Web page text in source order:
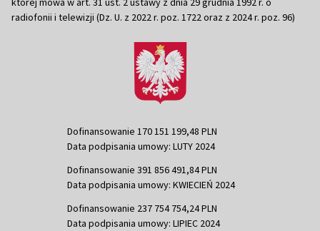
radiofonii i telewizji (Dz. U. z 2022 r. poz. 1722 oraz z 2024 r. poz. 96)
Dofinansowanie 170 151 199,48 PLN
Data podpisania umowy: LUTY 2024
Dofinansowanie 391 856 491,84 PLN
Data podpisania umowy: KWIECIEŃ 2024
Dofinansowanie 237 754 754,24 PLN
Data podpisania umowy: LIPIEC 2024